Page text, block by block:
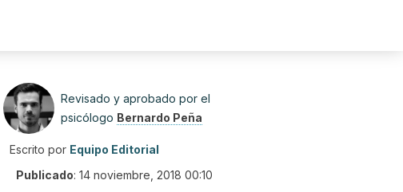
Revisado y aprobado por el
psicólogo Bernardo Peña
Escrito por Equipo Editorial
Publicado: 14 noviembre, 2018 00:10